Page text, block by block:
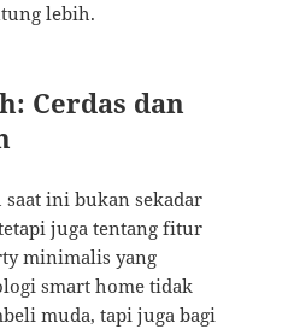
lebih.
Cerdas dan
ini bukan sekadar
juga tentang fitur
minimalis yang
smart home tidak
muda, tapi juga bagi